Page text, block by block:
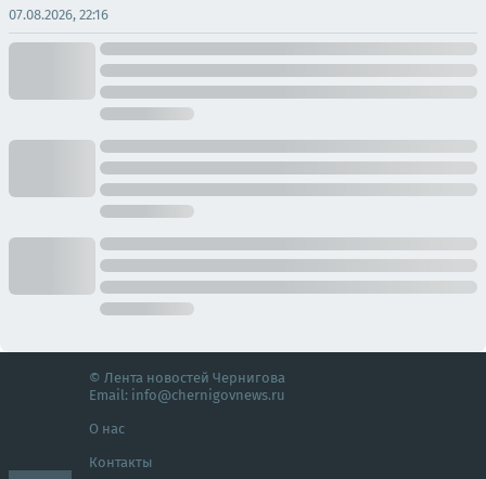
07.08.2026, 22:16
© Лента новостей Чернигова
Email: info@chernigovnews.ru
О нас
Контакты